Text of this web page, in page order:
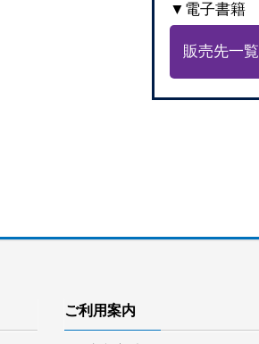
▼電子書籍
販売先一覧
ご利用案内